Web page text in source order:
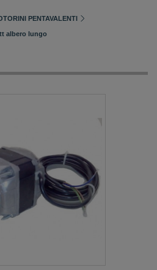
PENTAVALENTI
albero lungo